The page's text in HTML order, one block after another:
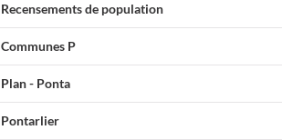
Recensements de population
Communes P
Plan - Ponta
Pontarlier